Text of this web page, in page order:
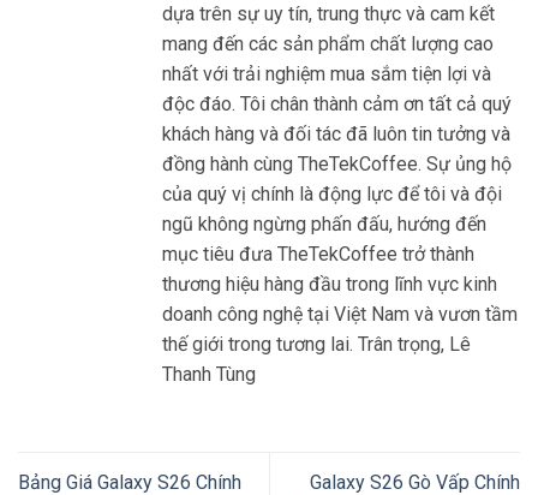
dựa trên sự uy tín, trung thực và cam kết
mang đến các sản phẩm chất lượng cao
nhất với trải nghiệm mua sắm tiện lợi và
độc đáo. Tôi chân thành cảm ơn tất cả quý
khách hàng và đối tác đã luôn tin tưởng và
đồng hành cùng TheTekCoffee. Sự ủng hộ
của quý vị chính là động lực để tôi và đội
ngũ không ngừng phấn đấu, hướng đến
mục tiêu đưa TheTekCoffee trở thành
thương hiệu hàng đầu trong lĩnh vực kinh
doanh công nghệ tại Việt Nam và vươn tầm
thế giới trong tương lai. Trân trọng, Lê
Thanh Tùng
Bảng Giá Galaxy S26 Chính
Galaxy S26 Gò Vấp Chính